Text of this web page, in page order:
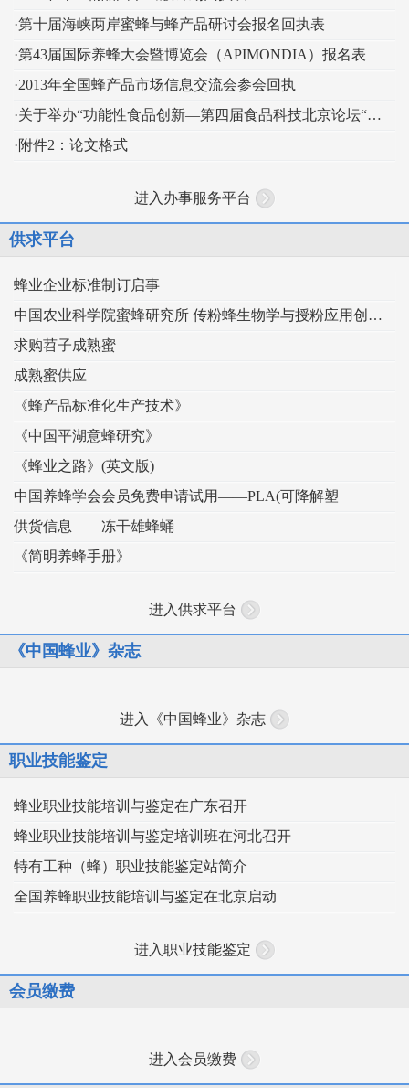
·第十届海峡两岸蜜蜂与蜂产品研讨会报名回执表
·第43届国际养蜂大会暨博览会（APIMONDIA）报名表
·2013年全国蜂产品市场信息交流会参会回执
·关于举办“功能性食品创新—第四届食品科技北京论坛“的通知
·附件2：论文格式
进入办事服务平台
供求平台
蜂业企业标准制订启事
中国农业科学院蜜蜂研究所 传粉蜂生物学与授粉应用创新团队
求购苕子成熟蜜
成熟蜜供应
《蜂产品标准化生产技术》
《中国平湖意蜂研究》
《蜂业之路》(英文版)
中国养蜂学会会员免费申请试用——PLA(可降解塑
供货信息——冻干雄蜂蛹
《简明养蜂手册》
进入供求平台
《中国蜂业》杂志
进入《中国蜂业》杂志
职业技能鉴定
蜂业职业技能培训与鉴定在广东召开
蜂业职业技能培训与鉴定培训班在河北召开
特有工种（蜂）职业技能鉴定站简介
全国养蜂职业技能培训与鉴定在北京启动
进入职业技能鉴定
会员缴费
进入会员缴费